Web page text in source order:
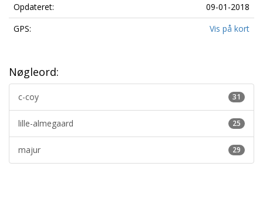
Opdateret:
09-01-2018
GPS:
Vis på kort
Nøgleord:
31
c-coy
25
lille-almegaard
29
majur